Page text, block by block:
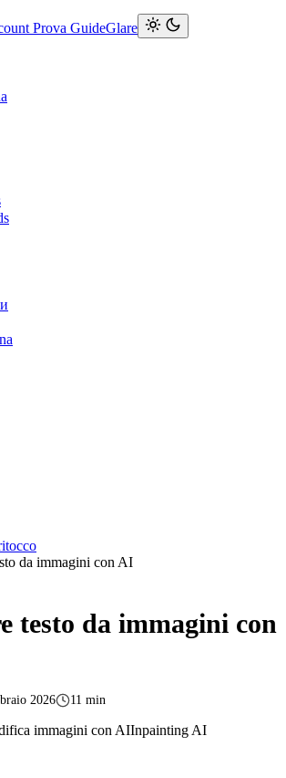
Prova GuideGlare
da immagini con AI
testo da immagini con
2026 11 min
immagini con AIInpainting AI